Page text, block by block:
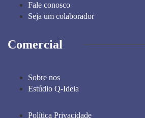
Fale conosco
Seja um colaborador
Comercial
Sobre nos
Estúdio Q-Ideia
Política Privacidade